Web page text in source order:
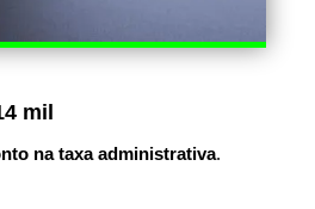
mil
na taxa administrativa.